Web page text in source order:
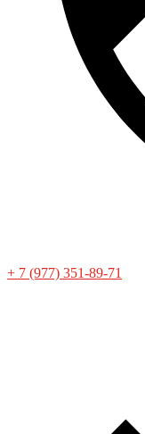
+ 7 (977) 351-89-71